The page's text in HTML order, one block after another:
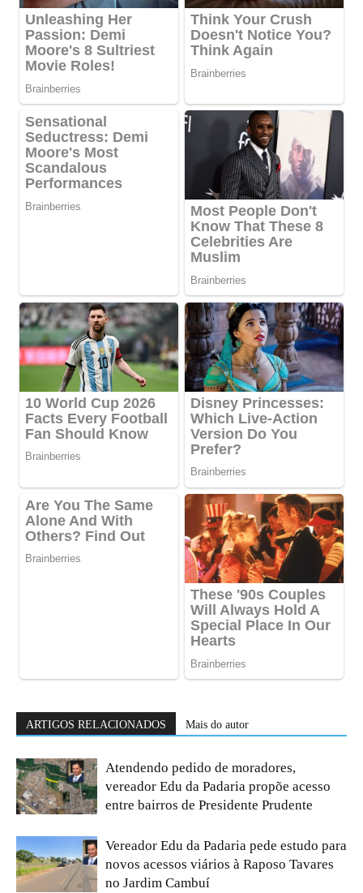
ARTIGOS RELACIONADOS Mais do autor
Atendendo pedido de moradores,
vereador Edu da Padaria propõe acesso
entre bairros de Presidente Prudente
Vereador Edu da Padaria pede estudo para
novos acessos viários à Raposo Tavares
no Jardim Cambuí